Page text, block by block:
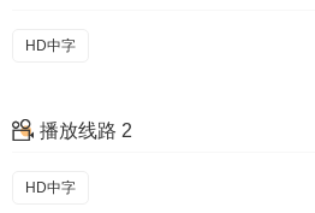
HD中字
播放线路 2
HD中字